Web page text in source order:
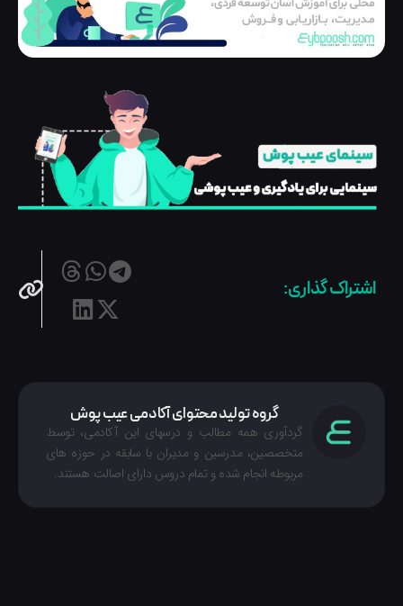
اشتراک گذاری:
گروه تولید محتوای آکادمی عیب پوش
گردآوری همه مطالب و درسهای این آکادمی، توسط
متخصصین، مدرسین و مدیران با سابقه در حوزه های
مربوطه انجام شده‌ و تمام دروس دارای اصالت هستند.